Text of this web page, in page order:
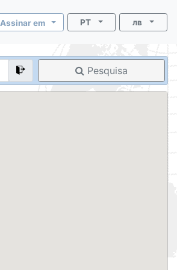
Assinar em PT лв
Pesquisa